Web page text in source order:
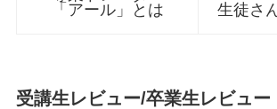
「アール」とは
生徒さ
受講生レビュー/卒業生レビュー